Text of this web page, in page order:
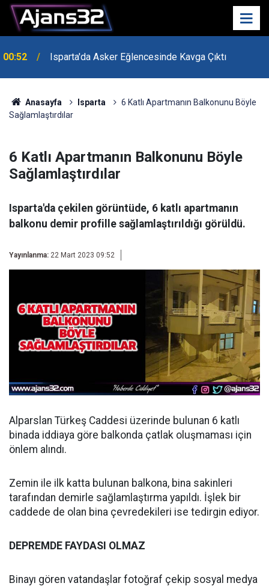
00:52 Isparta'da Asker Eğlencesinde Kavga Çıktı
Uzaktan Hasta Değerlendirme Sistemi İle Yeni
Anasayfa Isparta
6 Katlı Apartmanın Balkonunu Böyle
Sağlamlaştırdılar
6 Katlı Apartmanın Balkonunu Böyle
Sağlamlaştırdılar
Isparta'da çekilen görüntüde, 6 katlı apartmanın
balkonu demir profille sağlamlaştırıldığı görüldü.
Yayınlanma: 22 Mart 2023 09:52
Alparslan Türkeş Caddesi üzerinde bulunan 6 katlı
binada iddiaya göre balkonda çatlak oluşmaması için
önlem alındı.
Zemin ile ilk katta bulunan balkona, bina sakinleri
tarafından demirle sağlamlaştırma yapıldı. İşlek bir
caddede de olan bina çevredekileri ise tedirgin ediyor.
DEPREMDE FAYDASI OLMAZ
Binayı gören vatandaşlar fotoğraf çekip sosyal medya